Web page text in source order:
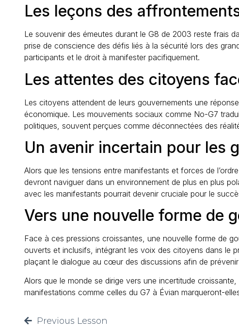
Les leçons des
Le souvenir des émeutes durant le G8 de 2003 reste frais
prise de conscience des défis liés à la sécurité lors des
participants et le droit à manifester pacifiquement.
Les attentes des citoyens
Les citoyens attendent de leurs gouvernements une
économique. Les mouvements sociaux comme No-G7
politiques, souvent perçues comme déconnectées des
Un avenir incertain pour les
Alors que les tensions entre manifestants et forces de
devront naviguer dans un environnement de plus en plus
avec les manifestants pourrait devenir cruciale pour le
Vers une nouvelle forme de
Face à ces pressions croissantes, une nouvelle forme de
ouverts et inclusifs, intégrant les voix des citoyens dans le
plaçant le dialogue au cœur des discussions afin de prévenir
Alors que le monde se dirige vers une incertitude
manifestations comme celles du G7 à Évian marqueront-
Previous Lesson